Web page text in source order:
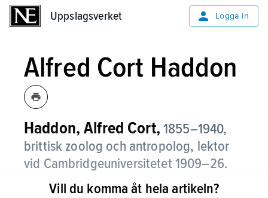
Uppslagsverket Logga in
Alfred Cort Haddon
Haddon, Alfred Cort, 1855–1940,
brittisk zoolog och antropolog, lektor
vid Cambridgeuniversitetet 1909–26.
Haddon är mest känd som ledare av
Vill du komma åt hela artikeln?